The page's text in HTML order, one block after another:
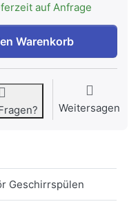
auf Anfrage
4-in-1-
Warenkorb
Weitersagen
Geschirrspülen